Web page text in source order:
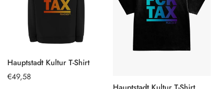
Hauptstadt Kultur T-Shirt
Regulärer
€49,58